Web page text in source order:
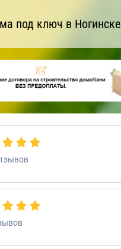
под ключ в Ногинске